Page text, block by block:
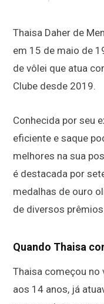
Thaisa Daher de
em 15 de maio de
de vôlei que atua
Clube desde 2019.
Conhecida por seu
eficiente e saque
melhores na sua
é destacada por
medalhas de ouro
de diversos
Quando Thaisa
Thaisa começou no
aos 14 anos, já